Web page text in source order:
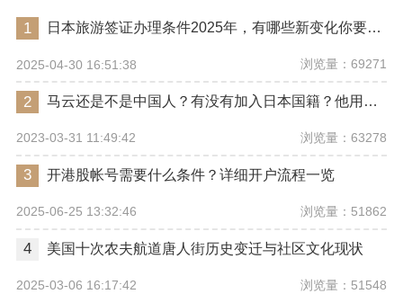
1 日本旅游签证办理条件2025年，有哪些新变化你要注意？
2025-04-30 16:51:38 浏览量：69271
2 马云还是不是中国人？有没有加入日本国籍？他用了哪些身份畅行世界？
2023-03-31 11:49:42 浏览量：63278
3 开港股帐号需要什么条件？详细开户流程一览
2025-06-25 13:32:46 浏览量：51862
4 美国十次农夫航道唐人街历史变迁与社区文化现状
2025-03-06 16:17:42 浏览量：51548